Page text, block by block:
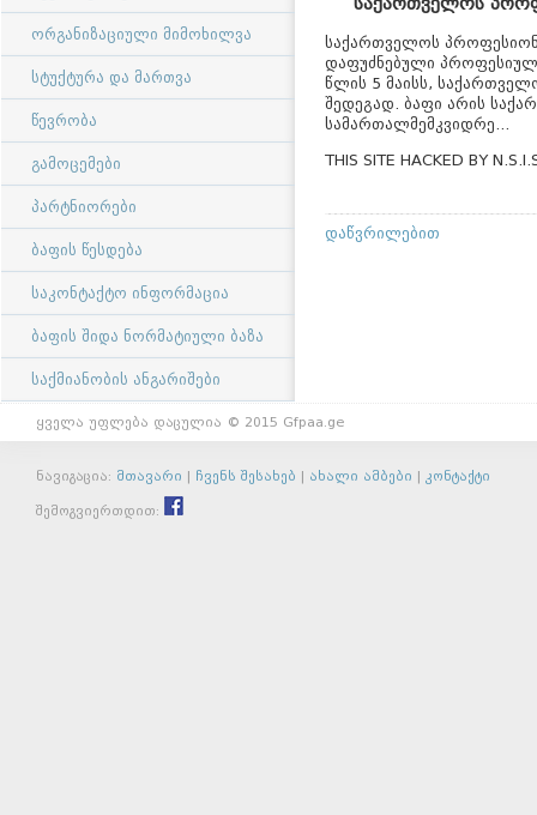
ორგანიზაციული მიმოხილვა
სტუქტურა და მართვა
წევრობა
გამოცემები
პარტნიორები
ბაფის წესდება
საკონტაქტო ინფორმაცია
ბაფის შიდა ნორმატიული ბაზა
საქმიანობის ანგარიშები
საქართველოს
დაფუძნებული
წლის 5 მაისს,
შედეგად. ბაფი არის
სამართალმემკვიდრე...
THIS SITE HACKED BY
დაწვრილებით
ყველა უფლება დაცულია © 2015 Gfpaa.ge
ნავიგაცია: მთავარი | ჩვენს შესახებ | ახალი ამბები | კონტაქტი
შემოგვიერთდით: